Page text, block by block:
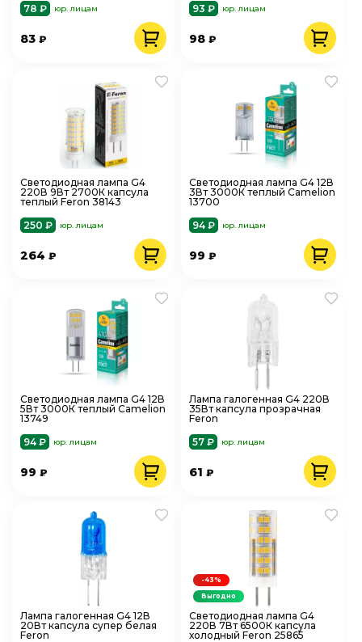
78 ₽
юр. лицам
83 ₽
93 ₽
юр. лицам
98₽
Светодиодная лампа G4
220В 9Вт 2700К капсула
теплый Feron 38143
250 ₽
юр. лицам
264 ₽
Светодиодная лампа G4 12В
3Вт 3000К теплый Camelion
13700
94 ₽
юр. лицам
99₽
Светодиодная лампа G4 12В
5Вт 3000К теплый Camelion
13749
94 ₽
юр. лицам
99 ₽
Лампа галогенная G4 220В
35Вт капсула прозрачная
Feron
57 ₽
юр. лицам
61₽
Лампа галогенная G4 12В
20Вт капсула супер белая
Feron
Светодиодная лампа G4
220В 7Вт 6500К капсула
холодный Feron 25865
-43%
Выгодно